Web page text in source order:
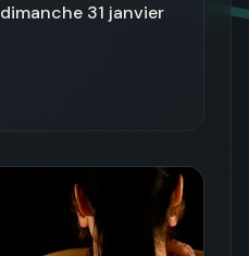
dimanche 31 janvier